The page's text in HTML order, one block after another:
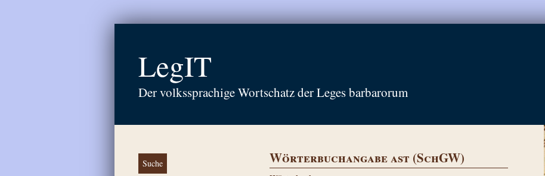
LegIT
Der volkssprachige Wortschatz der Leges barbarorum
Suche Wörterbuchangabe ast (SchGW)